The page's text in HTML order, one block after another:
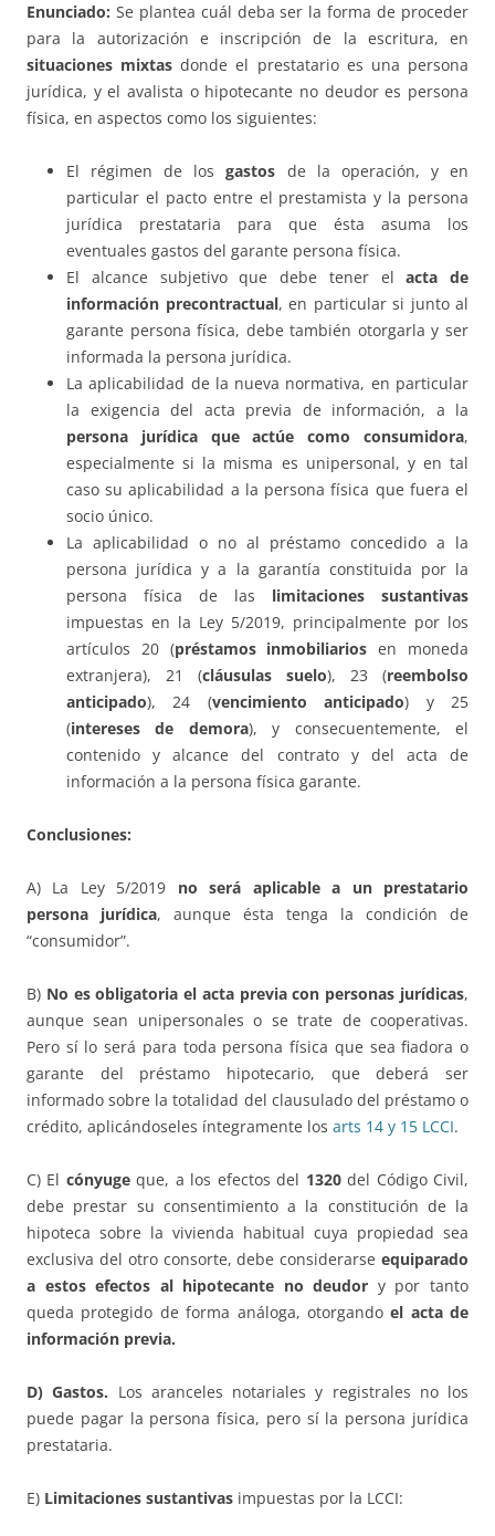
Enunciado: Se plantea cuál deba ser la forma de proceder
para la autorización e inscripción de la escritura, en
situaciones mixtas donde el prestatario es una persona
jurídica, y el avalista o hipotecante no deudor es persona
física, en aspectos como los siguientes:
El régimen de losgastos de la operación, y en
particular el pacto entre el prestamista y la persona
jurídica prestataria para que ésta asuma los
eventuales gastos del garante persona física.
El alcance subjetivo que debe tener elacta de
información precontractual, en particular si junto al
garante persona física, debe también otorgarla y ser
informada la persona jurídica.
La aplicabilidad de la nueva normativa, en particular
la exigencia del acta previa de información, a la
persona jurídica que actúe como consumidora,
especialmente si la misma es unipersonal, y en tal
caso su aplicabilidad a la persona física que fuera el
socio único.
La aplicabilidad o no al préstamo concedido a la
persona jurídica y a la garantía constituida por la
persona física de las limitaciones sustantivas
impuestas en la Ley 5/2019, principalmente por los
artículos 20 (préstamos inmobiliarios en moneda
extranjera), 21 (cláusulas suelo), 23 (reembolso
anticipado), 24 (vencimiento anticipado) y 25
(intereses de demora), y consecuentemente, el
contenido y alcance del contrato y del acta de
información a la persona física garante.
Conclusiones:
A) La Ley 5/2019 no será aplicable a un prestatario
persona jurídica, aunque ésta tenga la condición de
“consumidor”.
B) No es obligatoria el acta previa con personas jurídicas,
aunque sean unipersonales o se trate de cooperativas.
Pero sí lo será para toda persona física que sea fiadora o
garante del préstamo hipotecario, que deberá ser
informado sobre la totalidad del clausulado del préstamo o
crédito, aplicándoseles íntegramente los arts 14 y 15 LCCI.
C) El cónyugeque, a los efectos del 1320del Código Civil,
debe prestar su consentimiento a la constitución de la
hipoteca sobre la vivienda habitual cuya propiedad sea
exclusiva del otro consorte, debe considerarse equiparado
a estos efectos al hipotecante no deudor y por tanto
queda protegido de forma análoga, otorgandoel acta de
información previa.
D) Gastos. Los aranceles notariales y registrales no los
puede pagar la persona física, pero sí la persona jurídica
prestataria.
E) Limitaciones sustantivas impuestas por la LCCI: